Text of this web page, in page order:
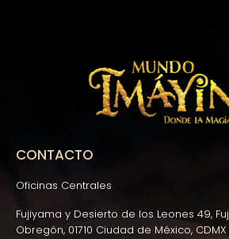
CONTACTO
Oficinas Centrales
Fujiyama y Desierto de los Leones 49,
Obregón, 01710 Ciudad de México, CDMX